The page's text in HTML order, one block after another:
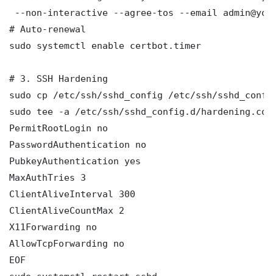
--non-interactive --agree-tos --email
# Auto-renewal
sudo systemctl enable certbot.timer
# 3. SSH Hardening
sudo cp /etc/ssh/sshd_config /etc/ssh/
sudo tee -a /etc/ssh/sshd_config.d/
PermitRootLogin no
PasswordAuthentication no
PubkeyAuthentication yes
MaxAuthTries 3
ClientAliveInterval 300
ClientAliveCountMax 2
X11Forwarding no
AllowTcpForwarding no
EOF